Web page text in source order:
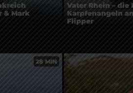
& Mark
Vater Rhein –
Karpfenangeln
Flipper
28 MIN